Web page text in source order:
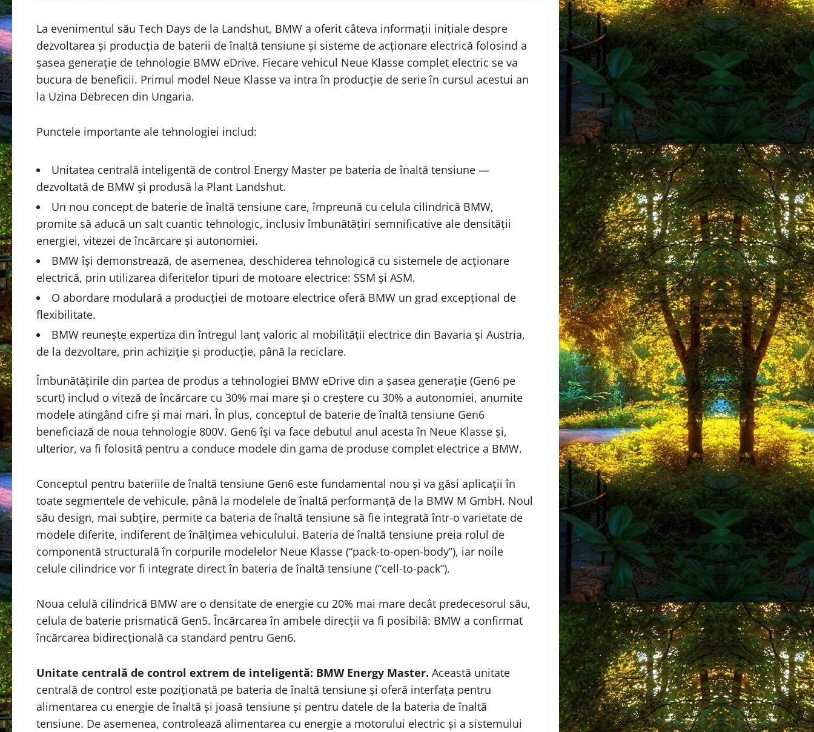
La evenimentul său Tech Days de la Landshut, BMW a oferit câteva informații inițiale despre
dezvoltarea și producția de baterii de înaltă tensiune și sisteme de acționare electrică folosind a
șasea generație de tehnologie BMW eDrive. Fiecare vehicul Neue Klasse complet electric se va
bucura de beneficii. Primul model Neue Klasse va intra în producție de serie în cursul acestui an
la Uzina Debrecen din Ungaria.
Punctele importante ale tehnologiei includ:
Unitatea centrală inteligentă de control Energy Master pe bateria de înaltă tensiune —
dezvoltată de BMW și produsă la Plant Landshut.
Un nou concept de baterie de înaltă tensiune care, împreună cu celula cilindrică BMW,
promite să aducă un salt cuantic tehnologic, inclusiv îmbunătățiri semnificative ale densității
energiei, vitezei de încărcare și autonomiei.
BMW își demonstrează, de asemenea, deschiderea tehnologică cu sistemele de acționare
electrică, prin utilizarea diferitelor tipuri de motoare electrice: SSM și ASM.
O abordare modulară a producției de motoare electrice oferă BMW un grad excepțional de
flexibilitate.
BMW reunește expertiza din întregul lanț valoric al mobilității electrice din Bavaria și Austria,
de la dezvoltare, prin achiziție și producție, până la reciclare.
Îmbunătățirile din partea de produs a tehnologiei BMW eDrive din a șasea generație (Gen6 pe
scurt) includ o viteză de încărcare cu 30% mai mare și o creștere cu 30% a autonomiei, anumite
modele atingând cifre și mai mari. În plus, conceptul de baterie de înaltă tensiune Gen6
beneficiază de noua tehnologie 800V. Gen6 își va face debutul anul acesta în Neue Klasse și,
ulterior, va fi folosită pentru a conduce modele din gama de produse complet electrice a BMW.
Conceptul pentru bateriile de înaltă tensiune Gen6 este fundamental nou și va găsi aplicații în
toate segmentele de vehicule, până la modelele de înaltă performanță de la BMW M GmbH. Noul
său design, mai subțire, permite ca bateria de înaltă tensiune să fie integrată într-o varietate de
modele diferite, indiferent de înălțimea vehiculului. Bateria de înaltă tensiune preia rolul de
componentă structurală în corpurile modelelor Neue Klasse (“pack-to-open-body”), iar noile
celule cilindrice vor fi integrate direct în bateria de înaltă tensiune (“cell-to-pack”).
Noua celulă cilindrică BMW are o densitate de energie cu 20% mai mare decât predecesorul său,
celula de baterie prismatică Gen5. Încărcarea în ambele direcții va fi posibilă: BMW a confirmat
încărcarea bidirecțională ca standard pentru Gen6.
Unitate centrală de control extrem de inteligentă: BMW Energy Master. Această unitate
centrală de control este poziționată pe bateria de înaltă tensiune și oferă interfața pentru
alimentarea cu energie de înaltă și joasă tensiune și pentru datele de la bateria de înaltă
tensiune. De asemenea, controlează alimentarea cu energie a motorului electric și a sistemului